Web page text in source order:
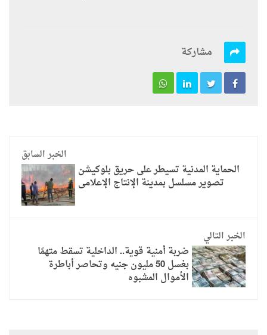
مشاركة
الخبر السابق
الحماية المدنية تسيطر على حريق بلوكيشن
تصوير مسلسل بمدينة الإنتاج الإعلامى
الخبر التالي
ضربة أمنية قوية.. الداخلية تسقط متهمًا
بغسل 50 مليون جنيه وتحاصر أباطرة
الأموال المشبوه